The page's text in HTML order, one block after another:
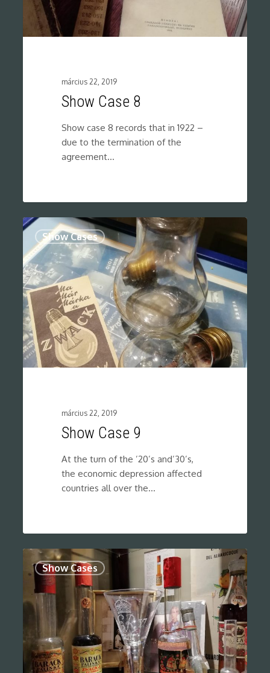
március 22, 2019
Show Case 8
Show case 8 records that in 1922 –
due to the termination of the
agreement…
Show Cases
március 22, 2019
Show Case 9
At the turn of the ’20’s and’30’s,
the economic depression affected
countries all over the…
0
Show Cases
0